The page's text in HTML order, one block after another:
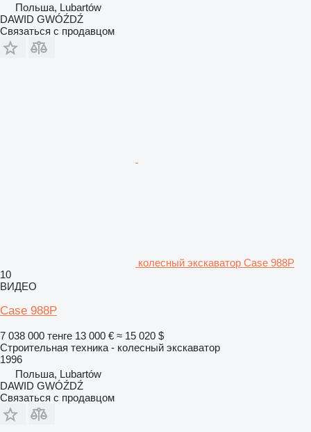
Польша, Lubartów
DAWID GWÓŹDŹ
Связаться с продавцом
колесный экскаватор Case 988P
10
ВИДЕО
Case 988P
7 038 000 тенге 13 000 € ≈ 15 020 $
Строительная техника - колесный экскаватор
1996
Польша, Lubartów
DAWID GWÓŹDŹ
Связаться с продавцом